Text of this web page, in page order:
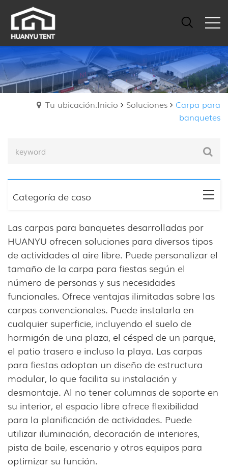
Tu ubicación:Inicio Soluciones
Carpa para
banquetes
Categoría de caso
Las carpas para banquetes desarrolladas por
HUANYU ofrecen soluciones para diversos tipos
de actividades al aire libre. Puede personalizar el
tamaño de la carpa para fiestas según el
número de personas y sus necesidades
funcionales. Ofrece ventajas ilimitadas sobre las
carpas convencionales. Puede instalarla en
cualquier superficie, incluyendo el suelo de
hormigón de una plaza, el césped de un parque,
el patio trasero e incluso la playa. Las carpas
para fiestas adoptan un diseño de estructura
modular, lo que facilita su instalación y
desmontaje. Al no tener columnas de soporte en
su interior, el espacio libre ofrece flexibilidad
para la planificación de actividades. Puede
utilizar iluminación, decoración de interiores,
pista de baile, escenario y otros equipos para
optimizar su función.